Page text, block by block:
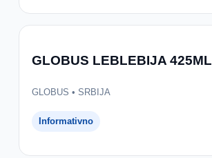
GLOBUS LEBLEBIJA 425ML
GLOBUS • SRBIJA
Informativno